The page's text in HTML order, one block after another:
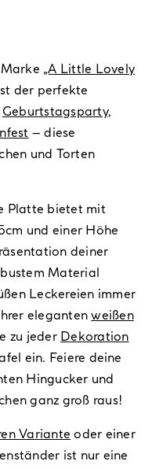
„A Little Lovely
der perfekte
Geburtstagsparty,
– diese
und Torten
Platte bietet mit
und einer Höhe
deiner
Material
Leckereien immer
elegantenweißen
zu jeder Dekoration
ein. Feiere deine
Hingucker und
ganz groß raus!
Variante oder einer
ist nur eine